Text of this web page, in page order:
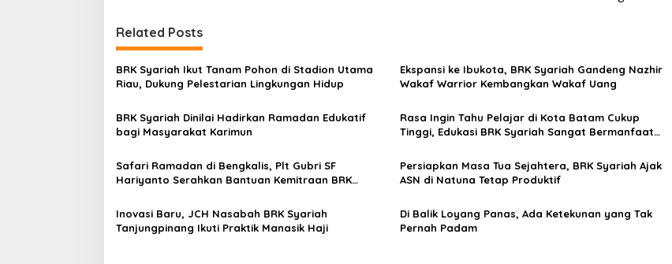
t
n
a
v
i
g
t
o
Related Posts
BRK Syariah Ikut Tanam Pohon di Stadion Utama
Riau, Dukung Pelestarian Lingkungan Hidup
Ekspansi ke Ibukota, BRK Syariah Gandeng Nazhir
Wakaf Warrior Kembangkan Wakaf Uang
BRK Syariah Dinilai Hadirkan Ramadan Edukatif
bagi Masyarakat Karimun
Rasa Ingin Tahu Pelajar di Kota Batam Cukup
Tinggi, Edukasi BRK Syariah Sangat Bermanfaat
Safari Ramadan di Bengkalis, Plt Gubri SF
Hariyanto Serahkan Bantuan Kemitraan BRK
Persiapkan Masa Tua Sejahtera, BRK Syariah Ajak
ASN di Natuna Tetap Produktif
Inovasi Baru, JCH Nasabah BRK Syariah
Tanjungpinang Ikuti Praktik Manasik Haji
Di Balik Loyang Panas, Ada Ketekunan yang Tak
Pernah Padam